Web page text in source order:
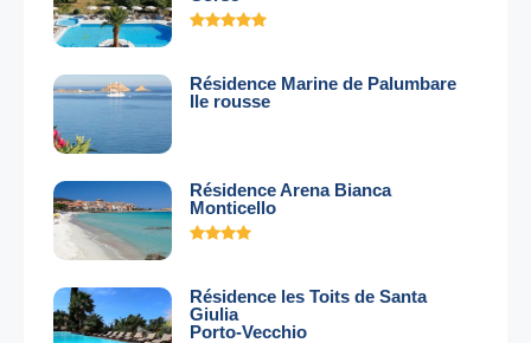
Résidence Marine de Palumbare
Ile rousse
Résidence Arena Bianca
Monticello
Résidence les Toits de Santa
Giulia
Porto-Vecchio